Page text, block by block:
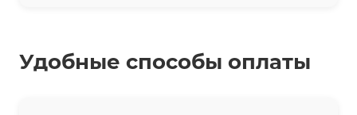
Удобные способы оплаты